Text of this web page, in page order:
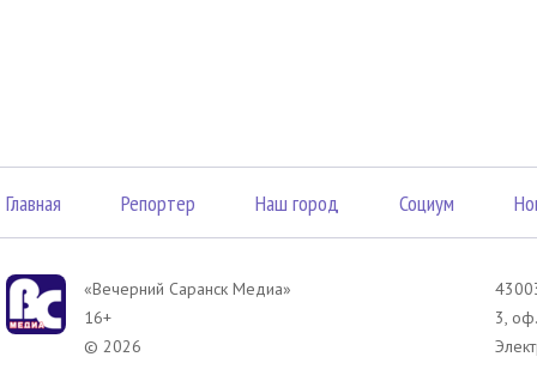
Главная Репортер Наш город Социум
«Вечерний Саранск Mедиа»
16+
© 2026
3,